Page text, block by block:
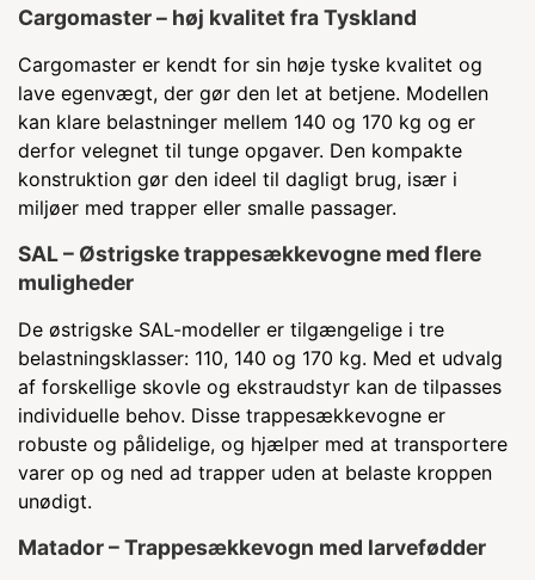
Cargomaster – høj kvalitet fra Tyskland
Cargomaster er kendt for sin høje tyske kvalitet og
lave egenvægt, der gør den let at betjene. Modellen
kan klare belastninger mellem 140 og 170 kg og er
derfor velegnet til tunge opgaver. Den kompakte
konstruktion gør den ideel til dagligt brug, især i
miljøer med trapper eller smalle passager.
SAL – Østrigske trappesækkevogne med flere
muligheder
De østrigske SAL-modeller er tilgængelige i tre
belastningsklasser: 110, 140 og 170 kg. Med et udvalg
af forskellige skovle og ekstraudstyr kan de tilpasses
individuelle behov. Disse trappesækkevogne er
robuste og pålidelige, og hjælper med at transportere
varer op og ned ad trapper uden at belaste kroppen
unødigt.
Matador – Trappesækkevogn med larvefødder